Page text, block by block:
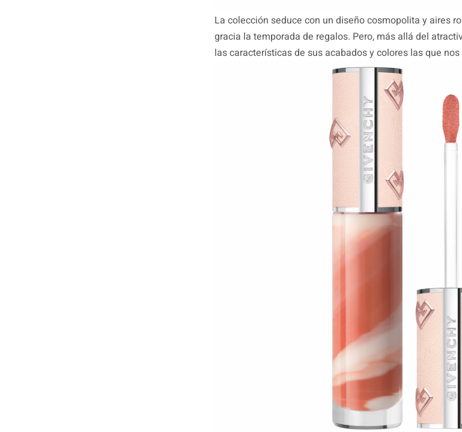
La colección seduce con un diseño cosmopolita y aires
gracia la temporada de regalos. Pero, más allá del
las características de sus acabados y colores las que